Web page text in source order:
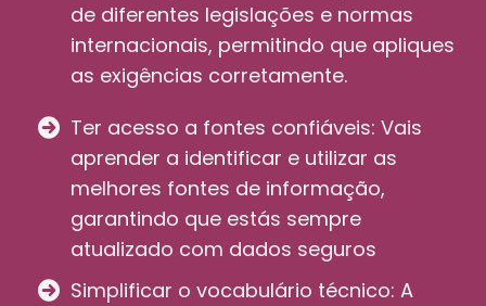
de diferentes legislações e normas
internacionais, permitindo que apliques
as exigências corretamente.
Ter acesso a fontes confiáveis: Vais
aprender a identificar e utilizar as
melhores fontes de informação,
garantindo que estás sempre
atualizado com dados seguros
Simplificar o vocabulário técnico: A